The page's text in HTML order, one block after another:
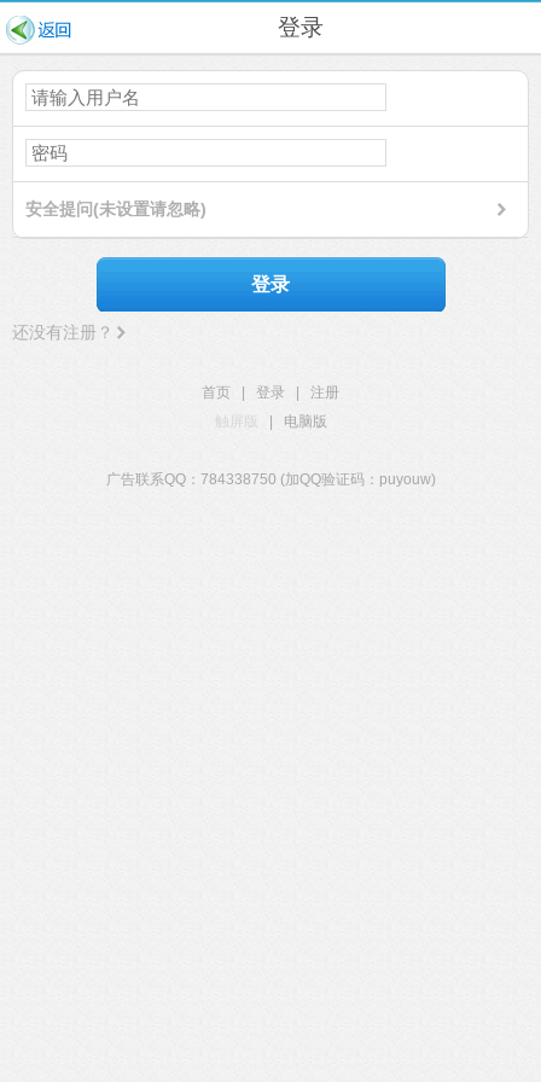
登录
安全提问(未设置请忽略)
登录
还没有注册？
首页 登录
注册
触屏版
电脑版
广告联系QQ：784338750 (加QQ验证码：puyouw)